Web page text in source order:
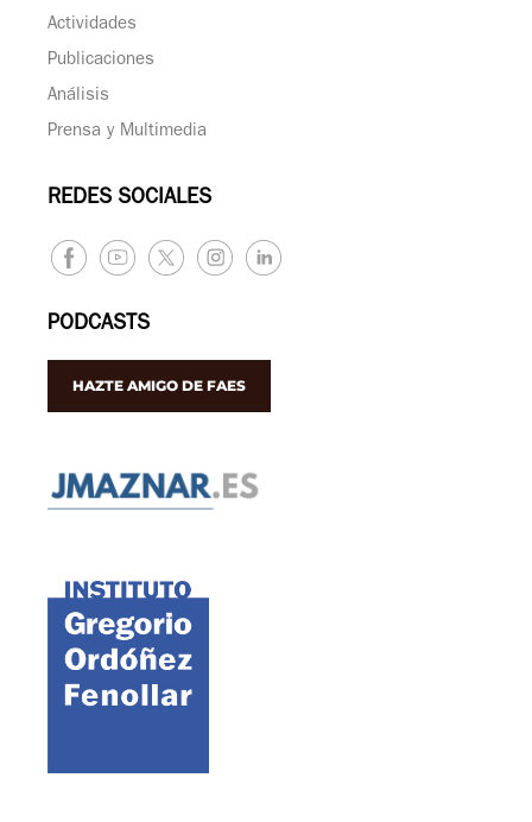
Actividades
Publicaciones
Análisis
Prensa y Multimedia
REDES SOCIALES
PODCASTS
HAZTE AMIGO DE FAES